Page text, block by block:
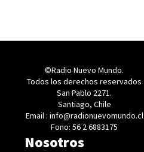
©Radio Nuevo Mundo.
Todos los derechos reservados
San Pablo 2271.
Santiago, Chile
Email : info@radionuevomundo.cl
Fono: 56 2 6883175
Nosotros